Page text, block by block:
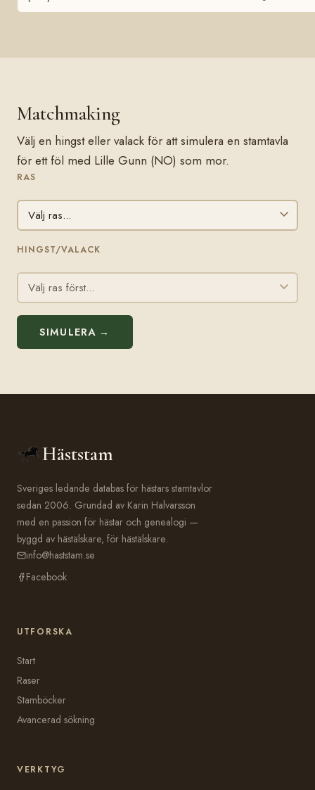
Matchmaking
Välj en hingst eller valack för att simulera en stamtavla
för ett föl med Lille Gunn (NO) som mor.
RAS
HINGST/VALACK
SIMULERA →
Häststam
Sveriges ledande databas för hästars stamtavlor
sedan 2006. Grundad av Karin Halvarsson
med en passion för hästar och genealogi —
byggd av hästälskare, för hästälskare.
info@haststam.se
Facebook
UTFORSKA
Start
Raser
Stamböcker
Avancerad sökning
VERKTYG